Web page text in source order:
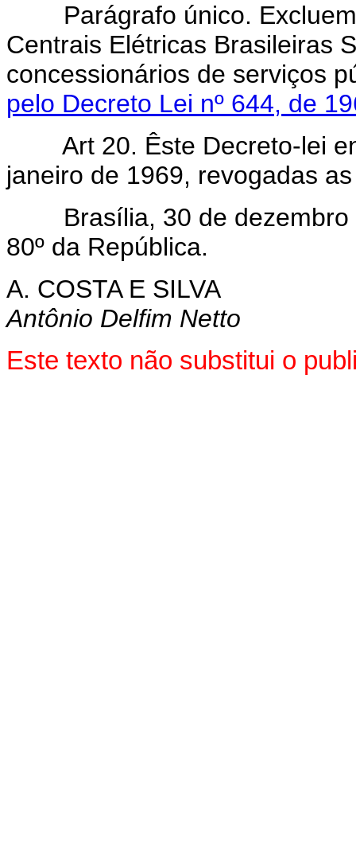
Parágrafo único.
Centrais Elétricas Brasileiras
concessionários de serviços
pelo Decreto Lei nº 644, de
Art 20. Êste Decreto-lei
janeiro de 1969, revogadas
Brasília, 30 de dezembro
80º da República.
A. COSTA E SILVA
Antônio Delfim Netto
Este texto não substitui o